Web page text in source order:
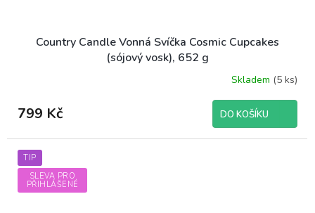
Country Candle Vonná Svíčka Cosmic Cupcakes
(sójový vosk), 652 g
Skladem (5 ks)
799 Kč DO KOŠÍKU
TIP
SLEVA PRO
PŘIHLÁŠENÉ